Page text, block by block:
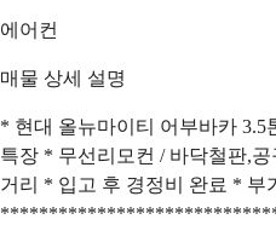
에어컨
매물 상세 설명
* 현대 올뉴마이티 어부바카 3.5
특장 * 무선리모컨 / 바닥철판,
거리 * 입고 후 경정비 완료 * 부